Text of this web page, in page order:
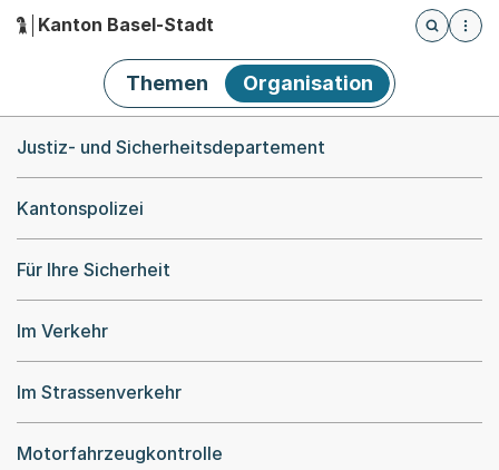
Hauptnavigation
Kanton Basel-Stadt
Öffnet
Themen Organisation
Justiz- und Sicherheitsdepartement
Kantonspolizei
Für Ihre Sicherheit
Im Verkehr
Im Strassenverkehr
Motorfahrzeugkontrolle